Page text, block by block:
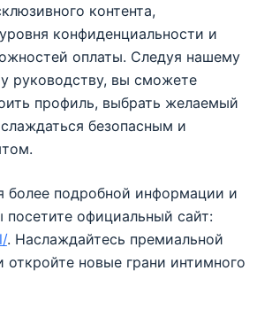
контента,
конфиденциальности и
оплаты. Следуя нашему
руководству, вы сможете
профиль, выбрать желаемый
безопасным и
более подробной информации и
посетите официальный сайт:
. Наслаждайтесь премиальной
откройте новые грани интимного